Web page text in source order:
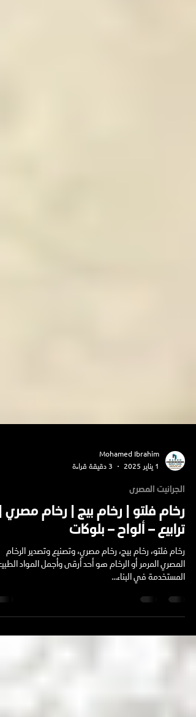
Mohamed Ibrahim
1 يناير 2025
3 دقيقة قراءة
الجرانيت المصرى
رخام فلتو | رخام بيج | رخام مصري
ترابيع – ألواح – بلوكات
رخام فلتو، رخام بيج، رخام مصري، وتصنيع وتصدير الرخام
المصري المرمر أو الرخام هو أحد أرقى وأجمل المواد